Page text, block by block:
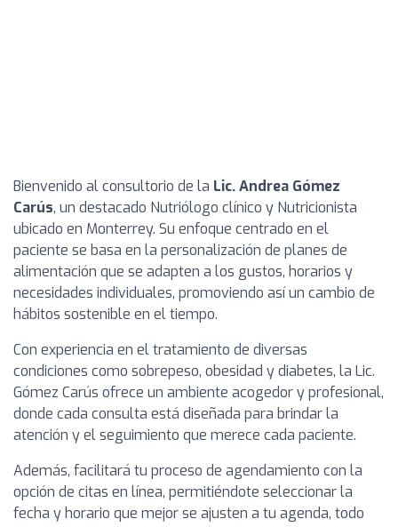
Bienvenido al consultorio de la Lic. Andrea Gómez
Carús, un destacado Nutriólogo clínico y Nutricionista
ubicado en Monterrey. Su enfoque centrado en el
paciente se basa en la personalización de planes de
alimentación que se adapten a los gustos, horarios y
necesidades individuales, promoviendo así un cambio de
hábitos sostenible en el tiempo.
Con experiencia en el tratamiento de diversas
condiciones como sobrepeso, obesidad y diabetes, la Lic.
Gómez Carús ofrece un ambiente acogedor y profesional,
donde cada consulta está diseñada para brindar la
atención y el seguimiento que merece cada paciente.
Además, facilitará tu proceso de agendamiento con la
opción de citas en línea, permitiéndote seleccionar la
fecha y horario que mejor se ajusten a tu agenda, todo